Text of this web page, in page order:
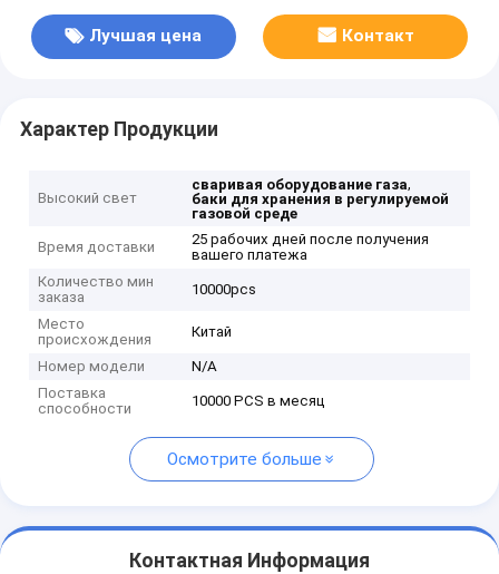
Лучшая цена Контакт
Характер Продукции
Высокий свет
сваривая оборудование газа,
баки для хранения в регулируемой
газовой среде
Время доставки
25 рабочих дней после получения
вашего платежа
Количество мин
заказа
10000pcs
Место
происхождения
Китай
Номер модели
N/A
Поставка
способности
10000 PCS в месяц
Осмотрите больше
Контактная Информация